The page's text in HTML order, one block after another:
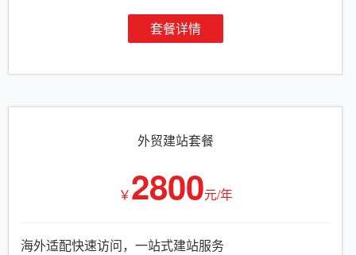
套餐详情
外贸建站套餐
￥2800元/年
海外适配快速访问，一站式建站服务